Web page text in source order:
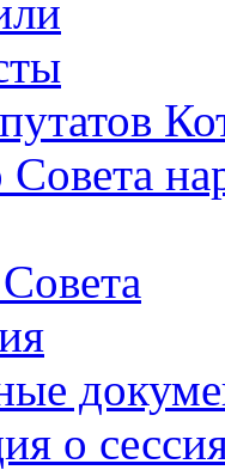
Совета
о